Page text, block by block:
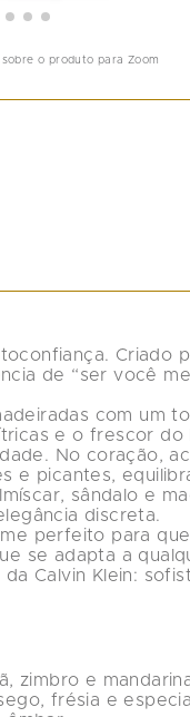
sobre o produto para Zoom
Criado
de “ser você
com um
e o frescor do
No coração,
e picantes,
sândalo e
discreta.
perfeito para
se adapta a
Calvin Klein:
zimbro e
frésia e